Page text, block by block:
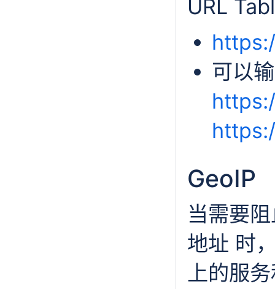
URL
可以
GeoIP
当需要
地址 时
上的服